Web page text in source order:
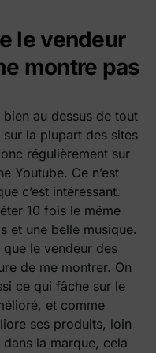
le vendeur
montre pas
bien au dessus de tout
la plupart des sites
régulièrement sur
Youtube. Ce n’est
c’est intéressant.
10 fois le même
et une belle musique.
le vendeur des
de me montrer. On
ce qui fâche sur le
et comme
ses produits, loin
la marque, cela